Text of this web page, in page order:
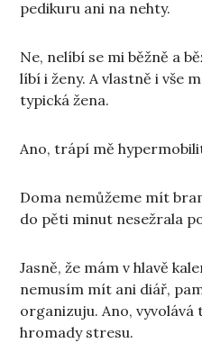
pedikuru ani na nehty.
Ne, nelíbí se mi běžně a
líbí i ženy. A vlastně i vše
typická žena.
Ano, trápí mě
Doma nemůžeme mít
do pěti minut nesežrala
Jasně, že mám v hlavě
nemusím mít ani diář,
organizuju. Ano, vyvolává
hromady stresu.